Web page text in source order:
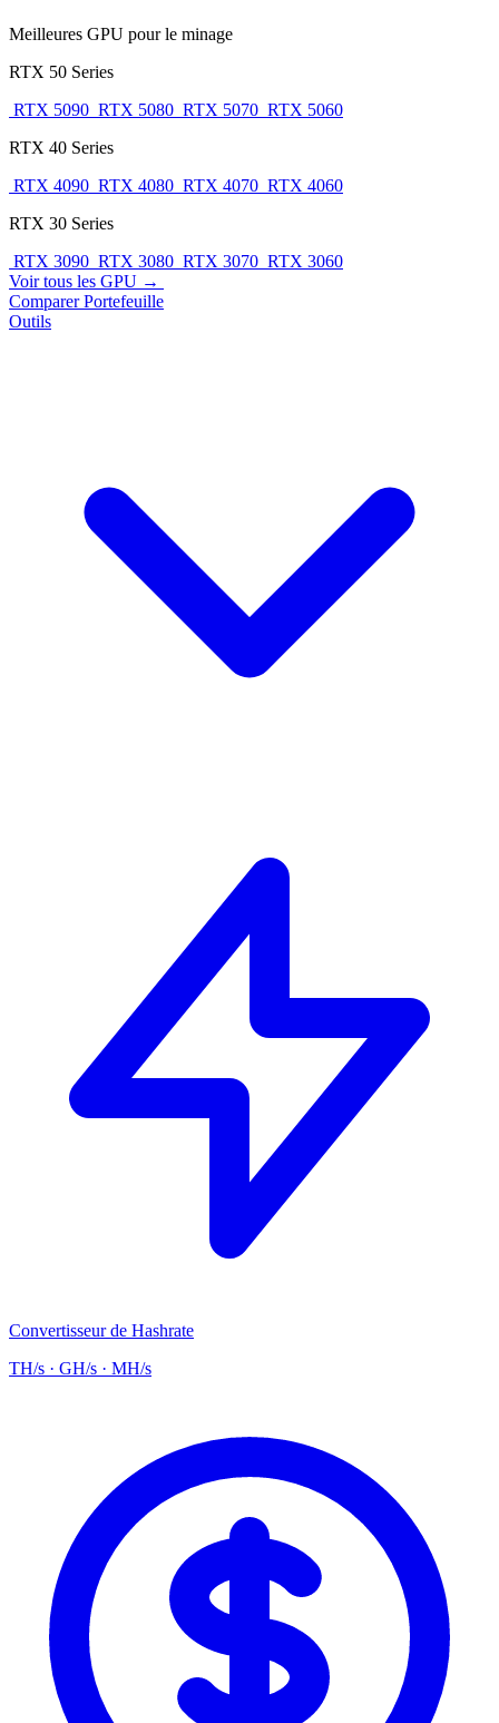
Meilleures GPU pour le minage
RTX 50 Series
RTX 5090 RTX 5080 RTX 5070 RTX 5060
RTX 40 Series
RTX 4090 RTX 4080 RTX 4070 RTX 4060
RTX 30 Series
RTX 3090 RTX 3080 RTX 3070 RTX 3060
Voir tous les GPU →
ComparerPortefeuille
Outils
Convertisseur de Hashrate
TH/s · GH/s · MH/s